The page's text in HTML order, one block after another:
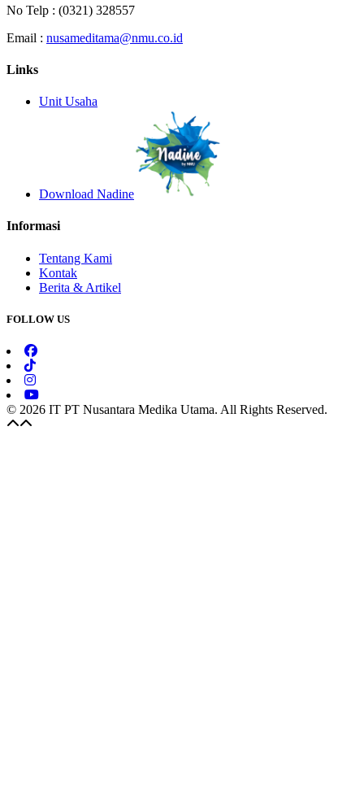
No Telp : (0321) 328557
Email : nusameditama@nmu.co.id
Links
Unit Usaha
Download Nadine
Informasi
Tentang Kami
Kontak
Berita & Artikel
FOLLOW US
© 2026 IT PT Nusantara Medika Utama. All Rights Reserved.